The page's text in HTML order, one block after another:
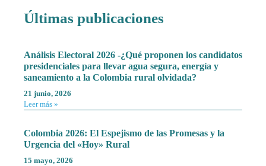
Últimas publicaciones
Análisis Electoral 2026 -¿Qué proponen los candidatos
presidenciales para llevar agua segura, energía y
saneamiento a la Colombia rural olvidada?
21 junio, 2026
Leer más »
Colombia 2026: El Espejismo de las Promesas y la
Urgencia del «Hoy» Rural
15 mayo, 2026